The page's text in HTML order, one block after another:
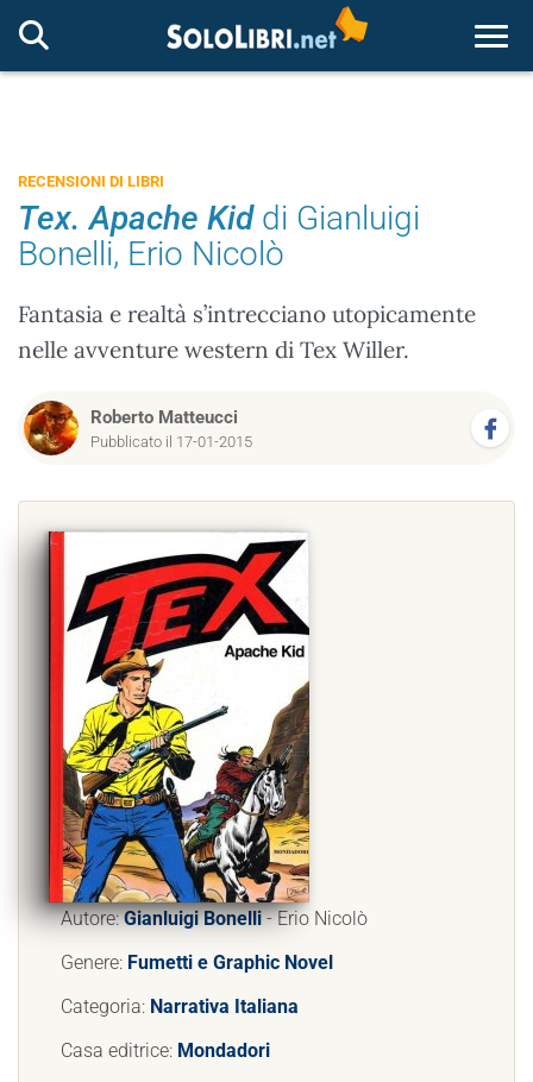
RECENSIONI DI LIBRI
Tex. Apache Kiddi Gianluigi
Bonelli, Erio Nicolò
Fantasia e realtà s’intrecciano utopicamente
nelle avventure western di Tex Willer.
Roberto Matteucci
Pubblicato il 17-01-2015
Autore:Gianluigi Bonelli- Erio Nicolò
Genere: Fumetti e Graphic Novel
Categoria: Narrativa Italiana
Casa editrice: Mondadori